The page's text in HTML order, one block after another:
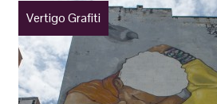
Vertigo Grafiti